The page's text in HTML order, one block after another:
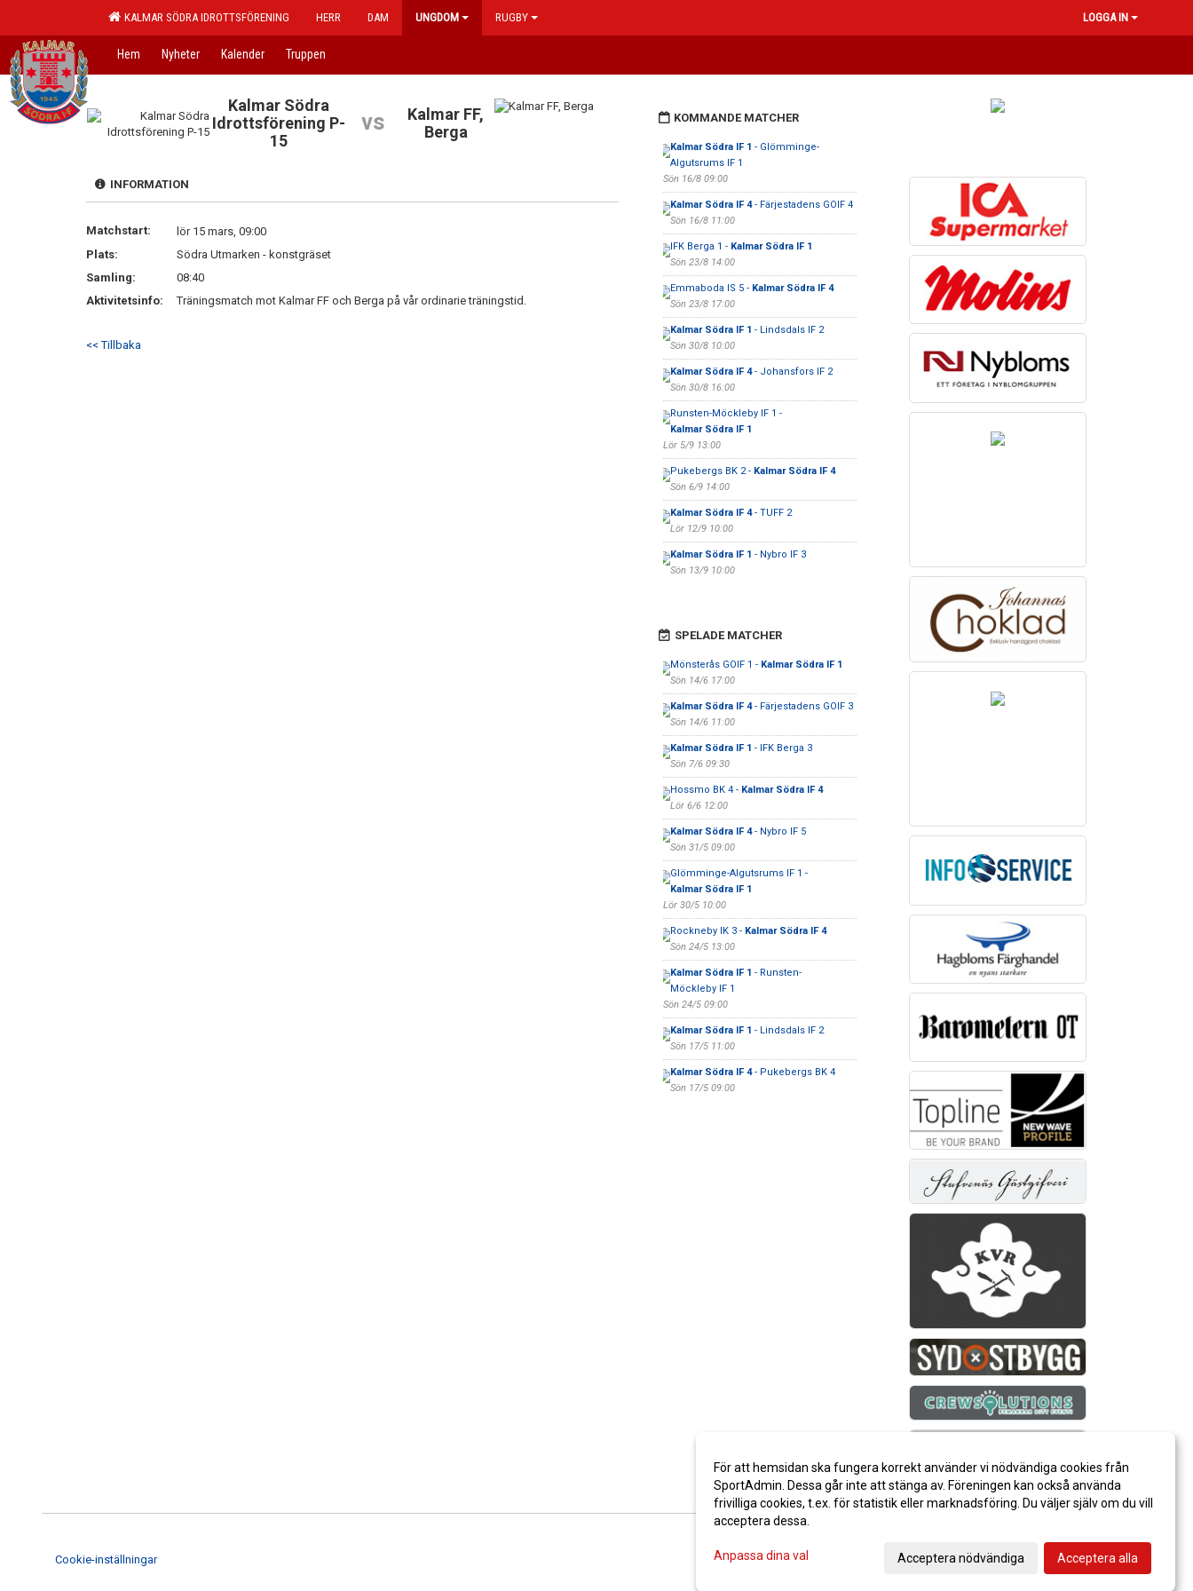
KALMAR SÖDRA IDROTTSFÖRENING HERR DAM UNGDOM RUGBY LOGGA IN
Hem Nyheter Kalender Truppen
Kalmar Södra
Idrottsförening P-
15
vs
Kalmar FF,
Berga
INFORMATION
Matchstart:
lör 15 mars, 09:00
Plats:
Södra Utmarken - konstgräset
Samling:
08:40
Aktivitetsinfo:
Träningsmatch mot Kalmar FF och Berga på vår ordinarie träningstid.
<< Tillbaka
KOMMANDE MATCHER
Kalmar Södra IF 1 - Glömminge-
Algutsrums IF 1
Sön 16/8 09:00
Kalmar Södra IF 4- Färjestadens GOIF 4
Sön 16/8 11:00
IFK Berga 1 - Kalmar Södra IF 1
Sön 23/8 14:00
Emmaboda IS 5 - Kalmar Södra IF 4
Sön 23/8 17:00
Kalmar Södra IF 1 - Lindsdals IF 2
Sön 30/8 10:00
Kalmar Södra IF 4- Johansfors IF 2
Sön 30/8 16:00
Runsten-Möckleby IF 1 -
Kalmar Södra IF 1
Lör 5/9 13:00
Pukebergs BK 2 - Kalmar Södra IF 4
Sön 6/9 14:00
Kalmar Södra IF 4- TUFF 2
Lör 12/9 10:00
Kalmar Södra IF 1 - Nybro IF 3
Sön 13/9 10:00
SPELADE MATCHER
Mönsterås GOIF 1 - Kalmar Södra IF 1
Sön 14/6 17:00
Kalmar Södra IF 4- Färjestadens GOIF 3
Sön 14/6 11:00
Kalmar Södra IF 1 - IFK Berga 3
Sön 7/6 09:30
Hossmo BK 4 - Kalmar Södra IF 4
Lör 6/6 12:00
Kalmar Södra IF 4- Nybro IF 5
Sön 31/5 09:00
Glömminge-Algutsrums IF 1 -
Kalmar Södra IF 1
Lör 30/5 10:00
Rockneby IK 3 - Kalmar Södra IF 4
Sön 24/5 13:00
Kalmar Södra IF 1 - Runsten-
Möckleby IF 1
Sön 24/5 09:00
Kalmar Södra IF 1 - Lindsdals IF 2
Sön 17/5 11:00
Kalmar Södra IF 4- Pukebergs BK 4
Sön 17/5 09:00
Cookie-inställningar
För att hemsidan ska fungera korrekt använder vi nödvändiga cookies från
SportAdmin. Dessa går inte att stänga av. Föreningen kan också använda
frivilliga cookies, t.ex. för statistik eller marknadsföring. Du väljer själv om du vill
acceptera dessa.
Anpassa dina val Acceptera nödvändiga Acceptera alla